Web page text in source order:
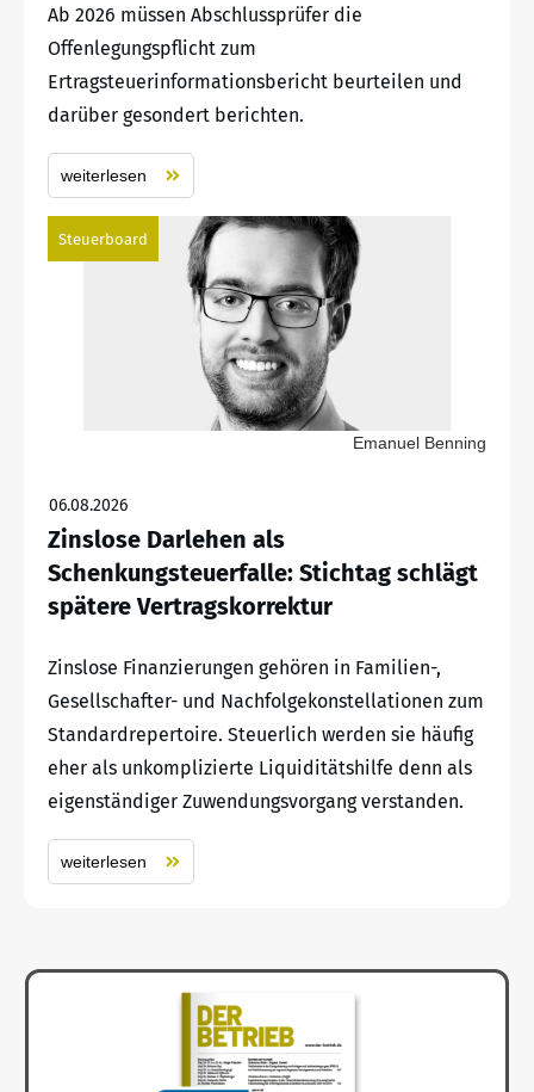
Ab 2026 müssen Abschlussprüfer die
Offenlegungspflicht zum
Ertragsteuerinformationsbericht beurteilen und
darüber gesondert berichten.
weiterlesen
Steuerboard
Emanuel Benning
06.08.2026
Zinslose Darlehen als
Schenkungsteuerfalle: Stichtag schlägt
spätere Vertragskorrektur
Zinslose Finanzierungen gehören in Familien-,
Gesellschafter- und Nachfolgekonstellationen zum
Standardrepertoire. Steuerlich werden sie häufig
eher als unkomplizierte Liquiditätshilfe denn als
eigenständiger Zuwendungsvorgang verstanden.
weiterlesen